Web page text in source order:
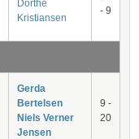
Dorthe
Kristiansen
- 9
Gerda
Bertelsen
Niels Verner
Jensen
9 -
20